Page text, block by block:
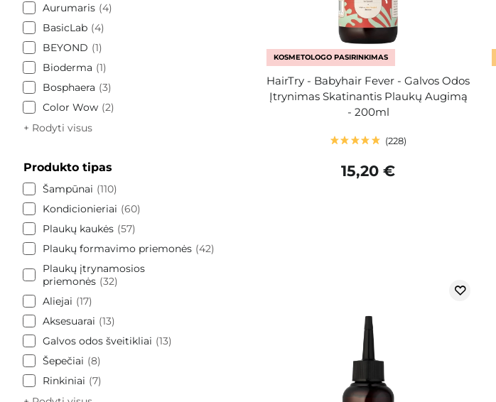
Aurumaris 4
BasicLab 4
BEYOND
1
Bioderma
1
Bosphaera
3
Color Wow 2
+ Rodyti visus
Produkto tipas
Šampūnai
110
Kondicionieriai
60
Plaukų kaukės 57
Plaukų formavimo priemonės 42
Plaukų įtrynamosios
priemonės 32
Aliejai
17
Aksesuarai
13
Galvos odos šveitikliai
13
Šepečiai
8
Rinkiniai
7
KOSMETOLOGO PASIRINKIMAS
HairTry - Babyhair Fever - Galvos Odos
Įtrynimas Skatinantis Plaukų Augimą
- 200ml
228
15,20 €